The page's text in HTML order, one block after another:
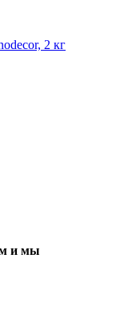
2 кг
и мы